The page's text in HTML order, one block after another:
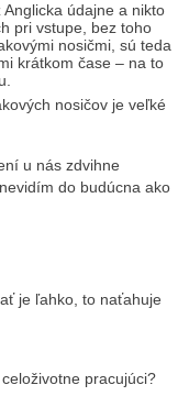
údajne a nikto
pri vstupe, bez toho
nosičmi, sú teda
krátkom čase – na to
nosičov je veľké
u nás zdvihne
do budúcna ako
je ľahko, to naťahuje
pracujúci?